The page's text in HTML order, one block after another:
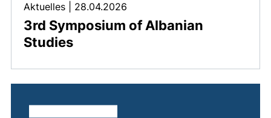
3rd Symposium of Albanian
Studies
Aktuelles 28.04.2026